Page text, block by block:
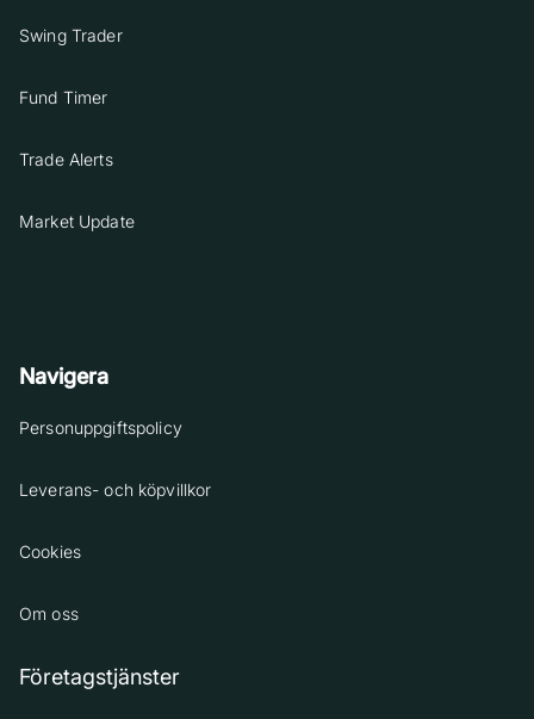
Swing Trader
Fund Timer
Trade Alerts
Market Update
Navigera
Personuppgiftspolicy
Leverans- och köpvillkor
Cookies
Om oss
Företagstjänster